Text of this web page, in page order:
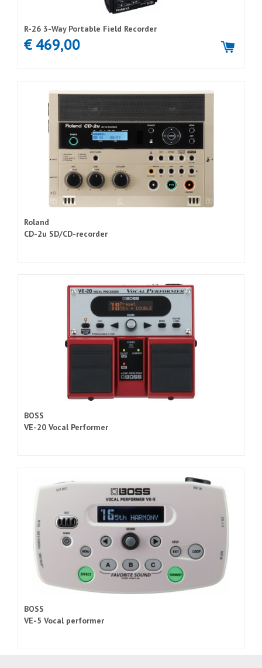
R-26 3-Way Portable Field Recorder
€ 469,00
Roland
CD-2u SD/CD-recorder
BOSS
VE-20 Vocal Performer
BOSS
VE-5 Vocal performer